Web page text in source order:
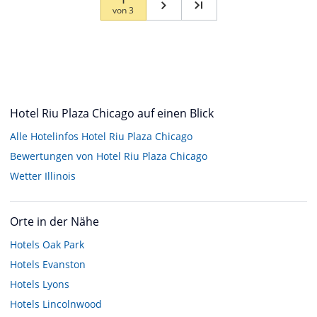
von3
Hotel Riu Plaza Chicago auf einen Blick
Alle Hotelinfos Hotel Riu Plaza Chicago
Bewertungen von Hotel Riu Plaza Chicago
Wetter Illinois
Orte in der Nähe
Hotels Oak Park
Hotels Evanston
Hotels Lyons
Hotels Lincolnwood